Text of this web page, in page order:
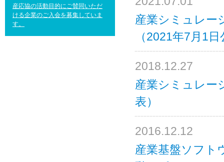
産業シミュレー
（2021年7月1
2018.12.27
産業シミュレー
表）
2016.12.12
産業基盤ソフ
産応協の活動目的にご賛同いただ
ける企業のご入会を募集していま
す。